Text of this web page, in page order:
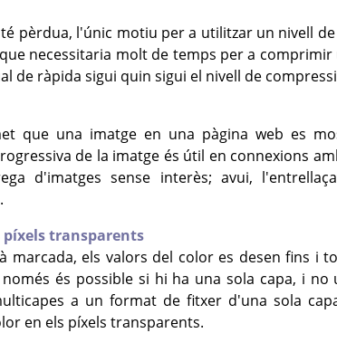
té pèrdua, l'únic motiu per a utilitzar un nivell
necessitaria molt de temps per a
de ràpida sigui quin sigui el nivell de
que una imatge en una pàgina web es
de la imatge és útil en connexions
d'imatges sense interès; avui,
píxels transparents
marcada, els valors del color es desen fins i
és possible si hi ha una sola capa, i no
a un format de fitxer d'una sola
en els píxels transparents.